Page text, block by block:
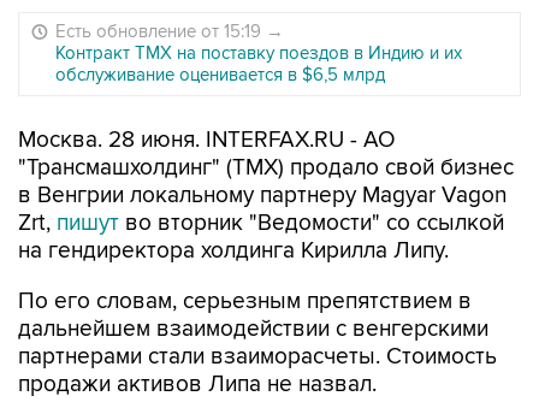
Есть обновление от 15:19 →
Контракт ТМХ на поставку поездов в Индию и их
обслуживание оценивается в $6,5 млрд
Москва. 28 июня. INTERFAX.RU - АО
"Трансмашхолдинг" (ТМХ) продало свой бизнес
в Венгрии локальному партнеру Magyar Vagon
Zrt, пишут во вторник "Ведомости" со ссылкой
на гендиректора холдинга Кирилла Липу.
По его словам, серьезным препятствием в
дальнейшем взаимодействии с венгерскими
партнерами стали взаиморасчеты. Стоимость
продажи активов Липа не назвал.